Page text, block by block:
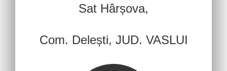
Sat Hârșova,
Com. Delești, JUD. VASLUI